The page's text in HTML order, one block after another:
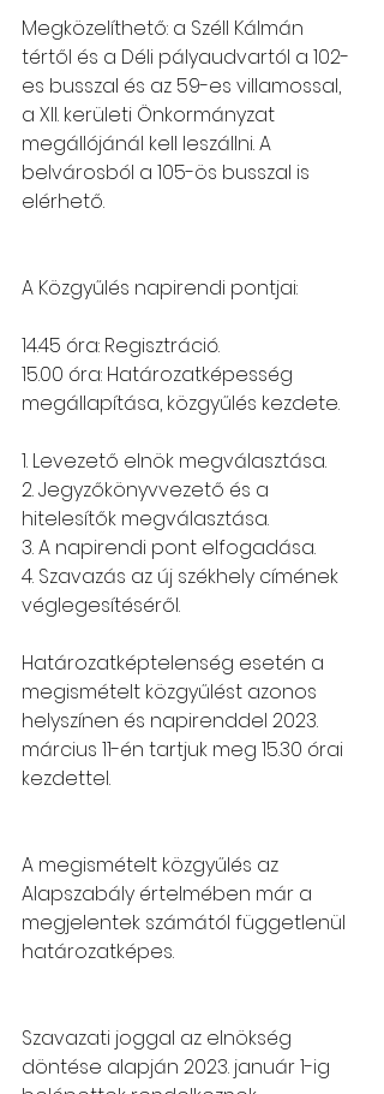
Megközelíthető: a Széll Kálmán
tértől és a Déli pályaudvartól a 102-
es busszal és az 59-es villamossal,
a XII. kerületi Önkormányzat
megállójánál kell leszállni. A
belvárosból a 105-ös busszal is
elérhető.
A Közgyűlés napirendi pontjai:
14.45 óra: Regisztráció.
15.00 óra: Határozatképesség
megállapítása, közgyűlés kezdete.
1. Levezető elnök megválasztása.
2. Jegyzőkönyvvezető és a
hitelesítők megválasztása.
3. A napirendi pont elfogadása.
4. Szavazás az új székhely címének
véglegesítéséről.
Határozatképtelenség esetén a
megismételt közgyűlést azonos
helyszínen és napirenddel 2023.
március 11-én tartjuk meg 15.30 órai
kezdettel.
A megismételt közgyűlés az
Alapszabály értelmében már a
megjelentek számától függetlenül
határozatképes.
Szavazati joggal az elnökség
döntése alapján 2023. január 1-ig